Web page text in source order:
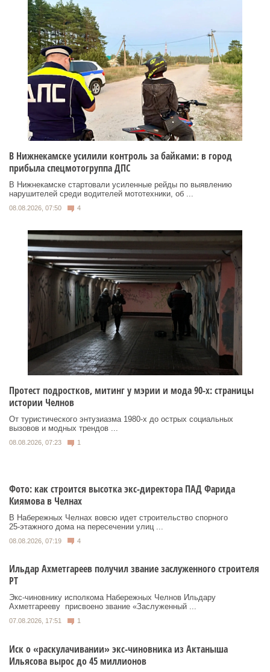
В Нижнекамске усилили контроль за байками: в город
прибыла спецмотогруппа ДПС
В Нижнекамске стартовали усиленные рейды по выявлению
нарушителей среди водителей мототехники, об ...
08.08.2026, 07:50 4
Протест подростков, митинг у мэрии и мода 90-х: страницы
истории Челнов
От туристического энтузиазма 1980‑х до острых социальных
вызовов и модных трендов ...
08.08.2026, 07:23 1
Фото: как строится высотка экс-директора ПАД Фарида
Киямова в Челнах
В Набережных Челнах вовсю идет строительство спорного
25‑этажного дома на пересечении улиц ...
08.08.2026, 07:19 4
Ильдар Ахметгареев получил звание заслуженного строителя
РТ
Экс‑чиновнику исполкома Набережных Челнов Ильдару
Ахметгарееву присвоено звание «Заслуженный ...
07.08.2026, 17:51 1
Иск о «раскулачивании» экс-чиновника из Актаныша
Ильясова вырос до 45 миллионов